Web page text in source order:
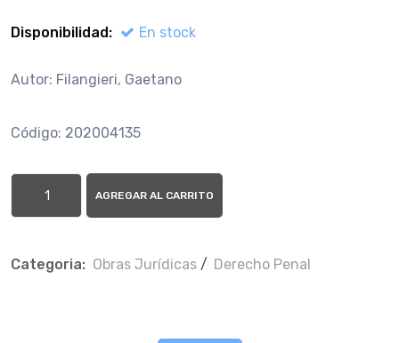
Disponibilidad: En stock
Autor: Filangieri, Gaetano
Código: 202004135
AGREGAR AL CARRITO
Categoria: Obras Jurí­dicas / Derecho Penal